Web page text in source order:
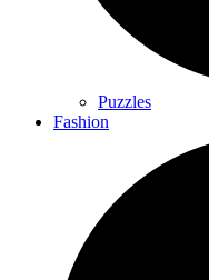
Puzzles
Fashion